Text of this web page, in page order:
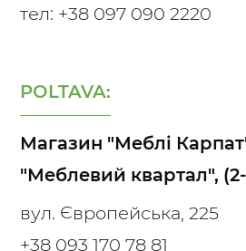
тел: +38 097 090 2220
POLTAVA:
Магазин "Меблі
"Меблевий квартал",
вул. Європейська, 225
+38 093 170 78 81